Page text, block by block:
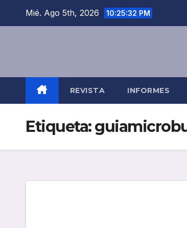
Mié. Ago 5th, 2026 10:25:32 PM
REVISTA INFORMES
Etiqueta: